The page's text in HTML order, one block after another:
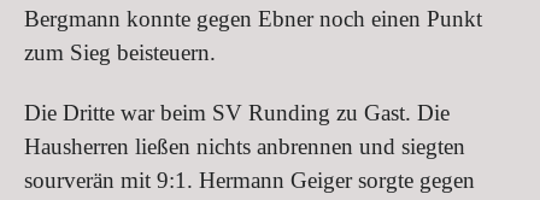
Bergmann konnte gegen Ebner noch einen Punkt
zum Sieg beisteuern.
Die Dritte war beim SV Runding zu Gast. Die
Hausherren ließen nichts anbrennen und siegten
sourverän mit 9:1. Hermann Geiger sorgte gegen